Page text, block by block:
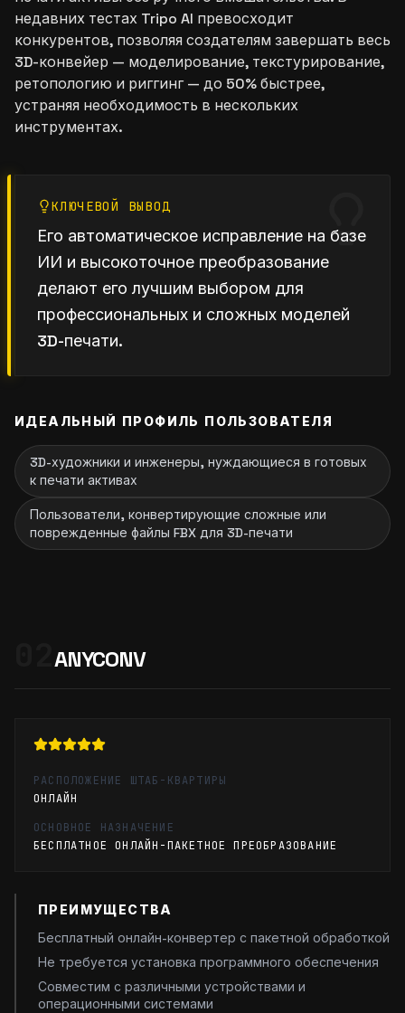
недавних тестах Tripo AI превосходит
конкурентов, позволяя создателям завершать весь
3D-конвейер — моделирование, текстурирование,
ретопологию и риггинг — до 50% быстрее,
устраняя необходимость в нескольких
инструментах.
КЛЮЧЕВОЙ ВЫВОД
Его автоматическое исправление на базе
ИИ и высокоточное преобразование
делают его лучшим выбором для
профессиональных и сложных моделей
3D-печати.
ИДЕАЛЬНЫЙ ПРОФИЛЬ ПОЛЬЗОВАТЕЛЯ
3D-художники и инженеры, нуждающиеся в готовых
к печати активах
Пользователи, конвертирующие сложные или
поврежденные файлы FBX для 3D-печати
ANYCONV
РАСПОЛОЖЕНИЕ ШТАБ-КВАРТИРЫ
ОНЛАЙН
ОСНОВНОЕ НАЗНАЧЕНИЕ
БЕСПЛАТНОЕ ОНЛАЙН-ПАКЕТНОЕ ПРЕОБРАЗОВАНИЕ
ПРЕИМУЩЕСТВА
Бесплатный онлайн-конвертер с пакетной обработкой
Не требуется установка программного обеспечения
Совместим с различными устройствами и
операционными системами